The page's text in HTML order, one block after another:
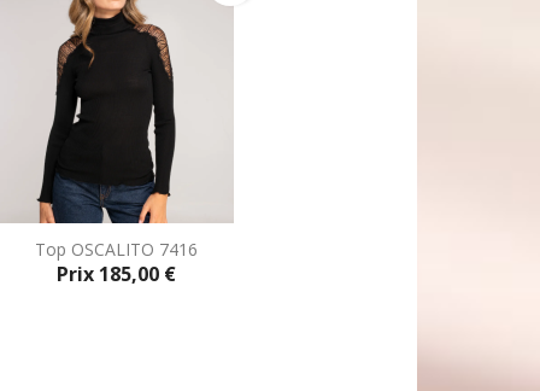
Top OSCALITO 7416
Prix 185,00 €